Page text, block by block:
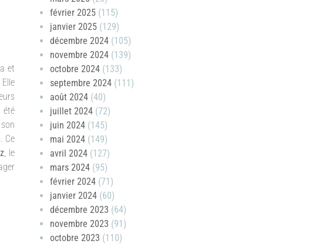
et
Elle
été
Ce
, le
février 2025 (115)
janvier 2025 (129)
décembre 2024 (105)
novembre 2024 (139)
octobre 2024 (133)
septembre 2024 (111)
août 2024 (40)
juillet 2024 (72)
juin 2024 (145)
mai 2024 (149)
avril 2024 (127)
mars 2024 (95)
février 2024 (71)
janvier 2024 (60)
décembre 2023 (64)
novembre 2023 (91)
octobre 2023 (110)